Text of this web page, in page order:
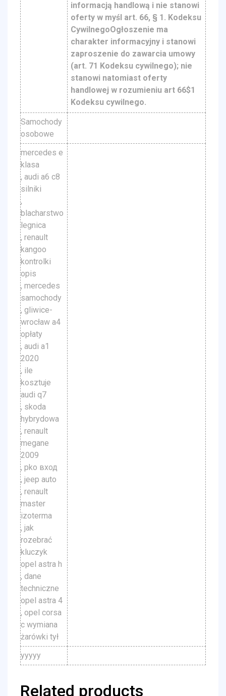
informacją handlową i nie stanowi
oferty w myśl art. 66, § 1. Kodeksu
CywilnegoOgłoszenie ma
charakter informacyjny i stanowi
zaproszenie do zawarcia umowy
(art. 71 Kodeksu cywilnego); nie
stanowi natomiast oferty
handlowej w rozumieniu art 66$1
Kodeksu cywilnego.
Samochody
osobowe
mercedes e
klasa
, audi a6 c8
silniki
,
blacharstwo
legnica
, renault
kangoo
kontrolki
opis
, mercedes
samochody
, gliwice-
wrocław a4
opłaty
, audi a1
2020
, ile
kosztuje
audi q7
, skoda
hybrydowa
, renault
megane
2009
, pko вход
, jeep auto
, renault
master
izoterma
, jak
rozebrać
kluczyk
opel astra h
, dane
techniczne
opel astra 4
, opel corsa
c wymiana
żarówki tył
yyyyy
Related products